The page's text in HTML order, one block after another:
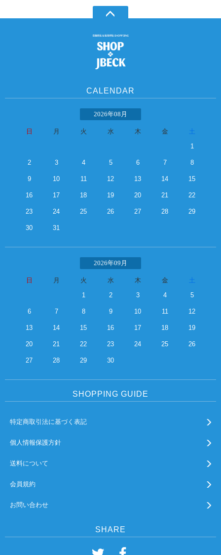
CALENDAR
2026年08月
日 月 火 水 木 金
1
2 3 4 5 6 7 8
9 10 11 12 13 14 15
16 17 18 19 20 21 22
23 24 25 26 27 28 29
30 31
2026年09月
日 月 火 水 木 金
1
2 3 4 5
6 7 8 9 10 11 12
13 14 15 16 17 18 19
20 21 22 23 24 25 26
27 28 29 30
SHOPPING GUIDE
特定商取引法に基づく表記
個人情報保護方針
送料について
会員規約
お問い合わせ
SHARE